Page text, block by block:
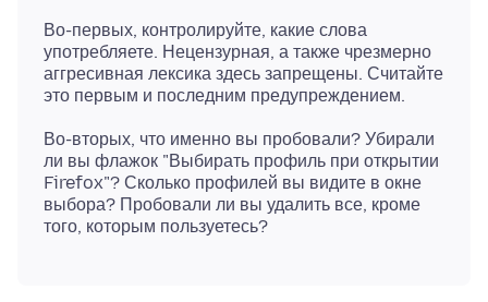
Во-первых, контролируйте, какие слова
употребляете. Нецензурная, а также чрезмерно
аггресивная лексика здесь запрещены. Считайте
Во-вторых, что именно вы пробовали? Убирали
ли вы флажок "Выбирать профиль при открытии
Firefox"? Сколько профилей вы видите в окне
выбора? Пробовали ли вы удалить все, кроме